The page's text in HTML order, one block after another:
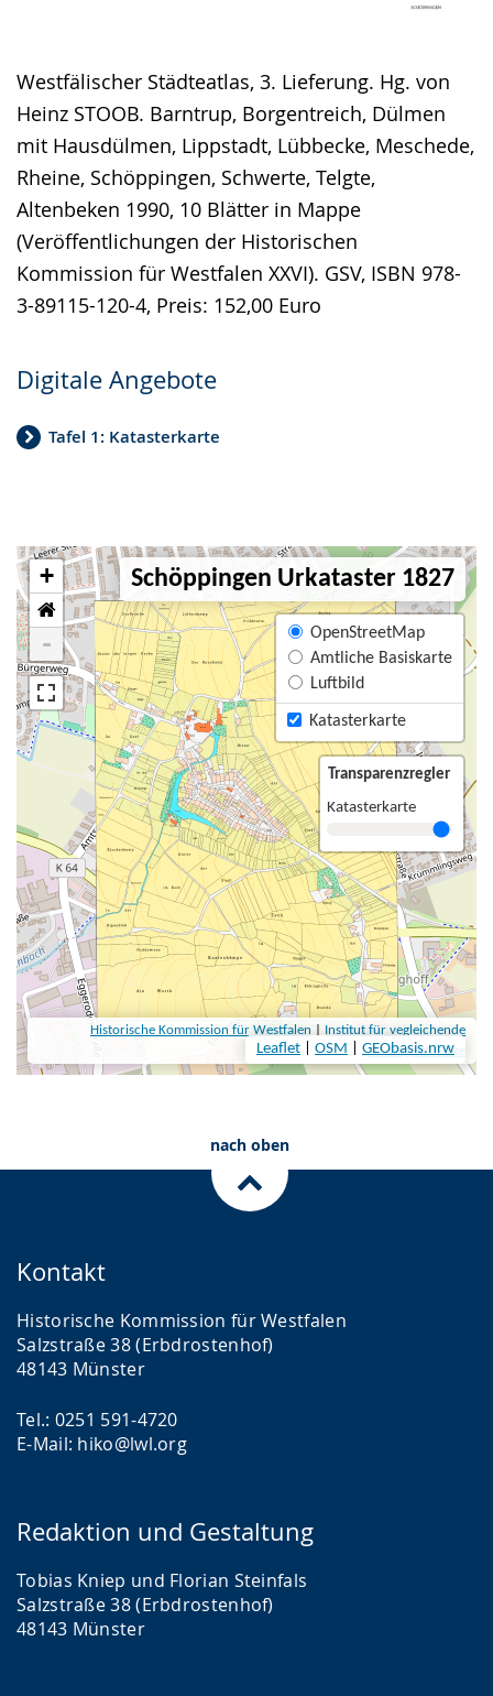
Westfälischer Städteatlas, 3. Lieferung. Hg. von
Heinz STOOB. Barntrup, Borgentreich, Dülmen
mit Hausdülmen, Lippstadt, Lübbecke, Meschede,
Rheine, Schöppingen, Schwerte, Telgte,
Altenbeken 1990, 10 Blätter in Mappe
(Veröffentlichungen der Historischen
Kommission für Westfalen XXVI). GSV, ISBN 978-
3-89115-120-4, Preis: 152,00 Euro
Digitale Angebote
Tafel 1: Katasterkarte
nach oben
Kontakt
Historische Kommission für Westfalen
Salzstraße 38 (Erbdrostenhof)
48143 Münster
Tel.: 0251 591-4720
E-Mail: hiko@lwl.org
Redaktion und Gestaltung
Tobias Kniep und Florian Steinfals
Salzstraße 38 (Erbdrostenhof)
48143 Münster